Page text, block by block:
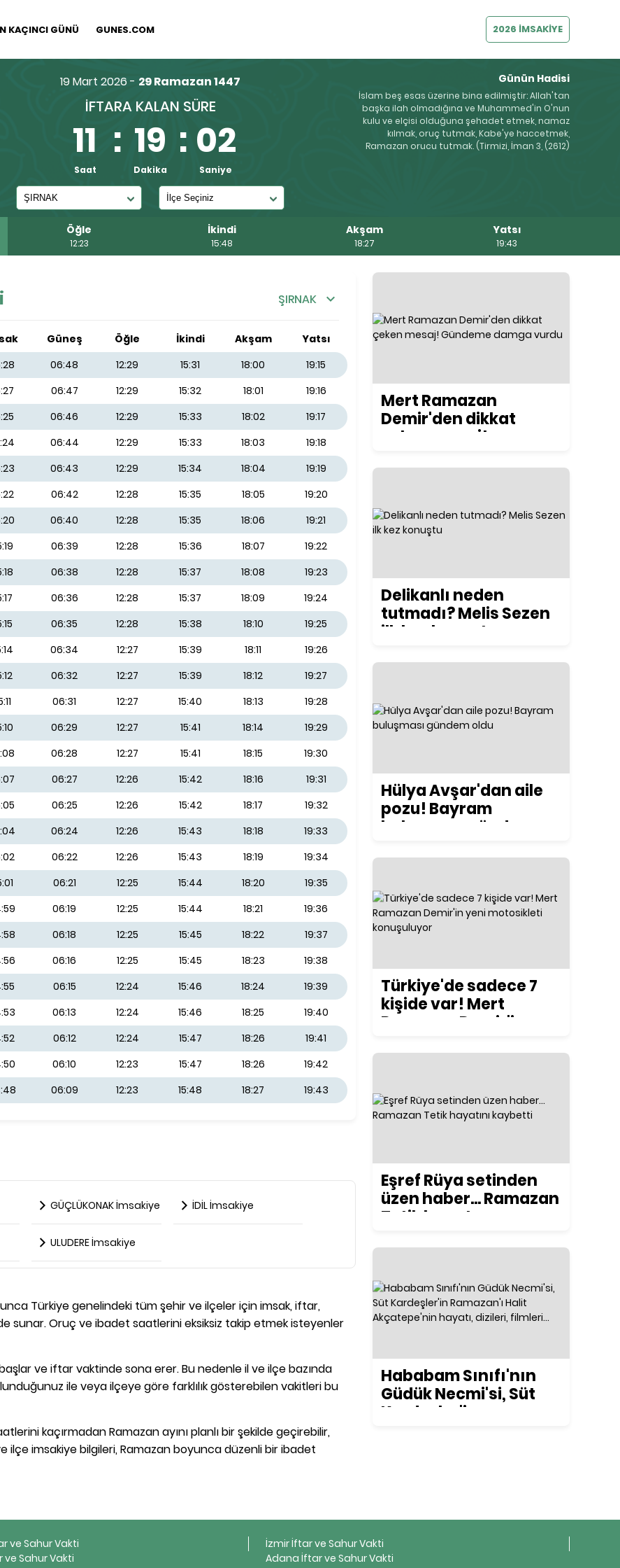
KAÇINCI GÜNÜ GUNES.COM 2026 İMSAKİYE
19 Mart 2026 - 29 Ramazan 1447
İFTARA KALAN SÜRE
11 : 19 : 01
Saat Dakika Saniye
Günün Hadisi
İslam beş esas üzerine bina edilmiştir: Allah'tan
başka ilah olmadığına ve Muhammed'in O'nun
kulu ve elçisi olduğuna şehadet etmek, namaz
kılmak, oruç tutmak, Kabe'ye haccetmek,
Ramazan orucu tutmak. (Tirmizi, İman 3, (2612)
Öğle
12:23
İkindi
15:48
Akşam
18:27
Yatsı
19:43
ŞIRNAK
Güneş Öğle İkindi Akşam
Yatsı
06:48 12:29 15:31 18:00
19:15
06:47 12:29 15:32 18:01
19:16
06:46 12:29 15:33 18:02
19:17
06:44 12:29 15:33 18:03
19:18
06:43 12:29 15:34 18:04
19:19
06:42 12:28 15:35 18:05
19:20
06:40 12:28 15:35 18:06
19:21
06:39 12:28 15:36 18:07
19:22
06:38 12:28 15:37 18:08
19:23
06:36 12:28 15:37 18:09
19:24
06:35 12:28 15:38 18:10
19:25
06:34 12:27 15:39 18:11
19:26
06:32 12:27 15:39 18:12
19:27
06:31 12:27 15:40 18:13
19:28
06:29 12:27 15:41 18:14
19:29
06:28 12:27 15:41 18:15
19:30
06:27 12:26 15:42 18:16
19:31
06:25 12:26 15:42 18:17
19:32
06:24 12:26 15:43 18:18
19:33
06:22 12:26 15:43 18:19
19:34
06:21 12:25 15:44 18:20
19:35
06:19 12:25 15:44 18:21
19:36
06:18 12:25 15:45 18:22
19:37
06:16 12:25 15:45 18:23
19:38
06:15 12:24 15:46 18:24
19:39
06:13 12:24 15:46 18:25
19:40
06:12 12:24 15:47 18:26
19:41
06:10 12:23 15:47 18:26
19:42
06:09 12:23 15:48 18:27 19:43
GÜÇLÜKONAK İmsakiye İDİL İmsakiye
ULUDERE İmsakiye
Türkiye genelindeki tüm şehir ve ilçeler için imsak, iftar,
sunar. Oruç ve ibadet saatlerini eksiksiz takip etmek isteyenler
ve iftar vaktinde sona erer. Bu nedenle il ve ilçe bazında
ile veya ilçeye göre farklılık gösterebilen vakitleri bu
kaçırmadan Ramazan ayını planlı bir şekilde geçirebilir,
ilçe imsakiye bilgileri, Ramazan boyunca düzenli bir ibadet
Mert Ramazan
Demir'den dikkat
çeken mesaj!
vurdu
Delikanlı neden
tutmadı? Melis Sezen
ilk kez konuştu
Hülya Avşar'dan aile
pozu! Bayram
buluşması gündem
Türkiye'de sadece 7
kişide var! Mert
Ramazan Demir'in
konuşuluyor
Eşref Rüya setinden
üzen haber... Ramazan
Tetik hayatını
Hababam Sınıfı'nın
Güdük Necmi'si, Süt
Kardeşler'in
ve Sahur Vakti
Sahur Vakti
İzmir İftar ve Sahur Vakti
Adana İftar ve Sahur Vakti